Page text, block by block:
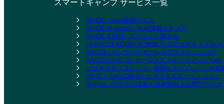
スマートキャンプ サービス一覧
BOXIL - SaaS比較サイト
BOXIL Magazine - SaaS情報メディア
BOXIL EXPO - オンライン展示会
JAPAN LEADERS SUMMIT- エグゼクティブカン
BALES - インサイドセールスアウトソーシング
BALES CLOUD - セールスエンゲージメントSaaS
ビジネステンプレート - 便利なテンプレートを無
ADXL - SaaSに特化したデジタルエージェンシー
BizHint - クラウド活用と生産性向上の専門サイト